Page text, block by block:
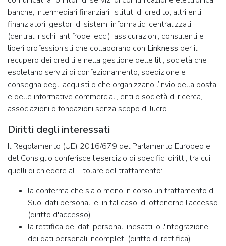
banche, intermediari finanziari, istituti di credito, altri enti
finanziatori, gestori di sistemi informatici centralizzati
(centrali rischi, antifrode, ecc.), assicurazioni, consulenti e
liberi professionisti che collaborano con Linkness per il
recupero dei crediti e nella gestione delle liti, società che
espletano servizi di confezionamento, spedizione e
consegna degli acquisti o che organizzano l’invio della posta
e delle informative commerciali, enti o società di ricerca,
associazioni o fondazioni senza scopo di lucro.
Diritti degli interessati
Il Regolamento (UE) 2016/679 del Parlamento Europeo e
del Consiglio conferisce l'esercizio di specifici diritti, tra cui
quelli di chiedere al Titolare del trattamento:
la conferma che sia o meno in corso un trattamento di
Suoi dati personali e, in tal caso, di ottenerne l'accesso
(diritto d'accesso).
la rettifica dei dati personali inesatti, o l'integrazione
dei dati personali incompleti (diritto di rettifica).